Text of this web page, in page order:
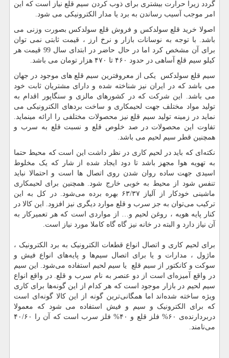
گردد زیرا حرارت بیشتری برای ذوب کردن سیم قلع نیاز است که این
امر موجب آسیب رساندن به برد یا مدار الکترونیکی می شود.
اصولا خرید قلع سولدکس و فروش قلع سولدکس بصورت وزنی می
باشد. با توجه به نوسانات بازار و نرخ ارز ، قیمت ثابتی نمی توان
برای آن مشخص کرد اما در حال حاضر در ابتدای سال 99 قیمت هر
کیلو سیم قلع آساهی در حدود ۴۶۰ تا ۴۷۰ هزار تومان می باشد.
سیم قلع سولدکس یکی از معروفترین سیم قلع های موجود در جهان
می باشد که در ایران نیز شناخته شده و دارای مشتریان ثابت خود
می باشد. این شرکت که در کشورهای مالزی و سنگاپور اقدام به
تولید مواد مختلف جهت لحیمکاری و ساخت بردهای الکترونیکی می
نماید در زمینه تولید سیم قلع نیز محصولات مختلفی را ارائه مینماید.
تفاوت این محصولات در صد خلوص قلع و نسبت قلع به سرب و
همچنین قطر سیم لحیم می باشد.
نکته‌ای که باید در لحیم‌ کاری در نظر داشت این است که محیط حتما
به تهویه هوا مجهز باشد تا دود ایجاد شده از شار که یک مخلوط
اسیدی جهت ساده روان شدن روی اتصال ها است و احتمالا نباید
تنفس شود از محیط به خوبی خارج شود. همچنین برای لحیمکاری
ماشینی خودکار از آلیاز ۶۳/۳۷ بهره برده می‌شود. در کل به این
ترکیب می‌توان به جز سرب و قلع موارد دیگری نیز افزود. این کالا در
کنار پایه هویه ، روغن لحیم و… از مواردی است که هر تعمیرکار به
آن نیاز دارد و البته در خانه نیز گاه گاه کاملا مورد نیاز است.
برای لحیم کاری و اتصال انواع قطعات الکترونیک به برد الکترونیک ،
ماژول ، مدارات و یا برای اتصال سیم‌ها و پایه‌های انواع فیش و
سوکت و کانکتور از سیم قلع یا سیم لحیم استفاده می‌شود. این سیم
در واقع آمیزه‌ای است از دو عنصر به نام سرب و قلع. در واقع انواع
سیم لحیم در بازار موجود است که هر کدام از این گونه‌ها برای کاری
ویژه ساخته شده‌اند اما همگانی‌ترین گونه از این کالا گونه‌ای است
که برای الکترونیک و سیم و فیش استفاده می شود که معمولا
دربردارنده‌ی ۶۰% فلز قلع و ۴۰% فلز سرب است که آن را ۴۰/۶۰
می‌نامند.